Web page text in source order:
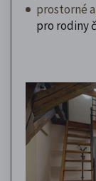
prostorné
pro rodiny